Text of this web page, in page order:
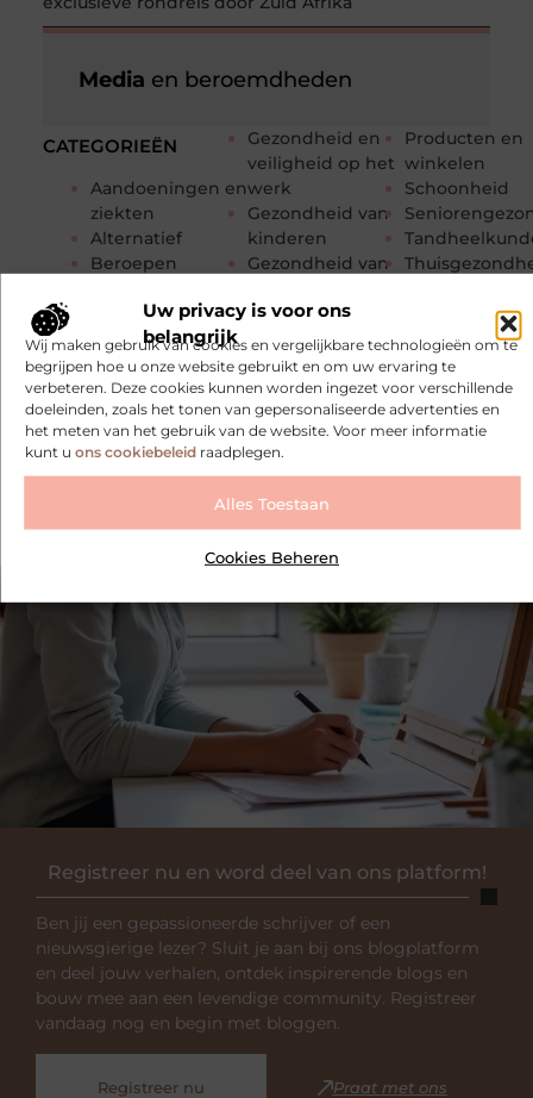
Uw privacy is voor ons
belangrijk
Wij maken gebruik van cookies en vergelijkbare technologieën om te
begrijpen hoe u onze website gebruikt en om uw ervaring te
verbeteren. Deze cookies kunnen worden ingezet voor verschillende
doeleinden, zoals het tonen van gepersonaliseerde advertenties en
het meten van het gebruik van de website. Voor meer informatie
kunt u ons cookiebeleidraadplegen.
Alles Toestaan
Cookies Beheren
CATEGORIEËN
Aandoeningen en
ziekten
Alternatief
Beroepen
Diensten
Dier
Fitness
Geestelijke
gezondheid
Geneeskunde
Gewichtsverlies
Gezondheid en
veiligheid op het
werk
Gezondheid van
kinderen
Gezondheid van
Gezondheid van
vrouwen
HRV meten en
begrijpen
Nieuws en media
Onderwijs
Organisaties
Producten en
winkelen
Schoonheid
Verslavingen
Voeding
veiligheid
Zintuigen
Media en beroemdheden
Registreer nu en word deel van ons platform!
Ben jij een gepassioneerde schrijver of een
nieuwsgierige lezer? Sluit je aan bij ons blogplatform
en deel jouw verhalen, ontdek inspirerende blogs en
bouw mee aan een levendige community. Registreer
vandaag nog en begin met bloggen.
Registreer nu Praat met ons